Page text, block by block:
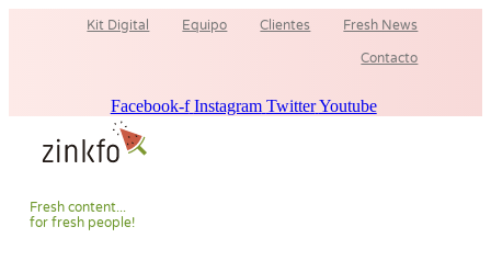
Kit Digital Equipo Clientes Fresh News
Contacto
Facebook-f Instagram TwitterYoutube
Fresh content...
for fresh people!